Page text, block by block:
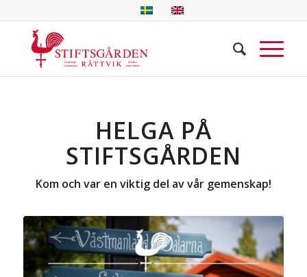
HELGA PÅ
STIFTSGÅRDEN
Kom och var en viktig del av vår gemenskap!